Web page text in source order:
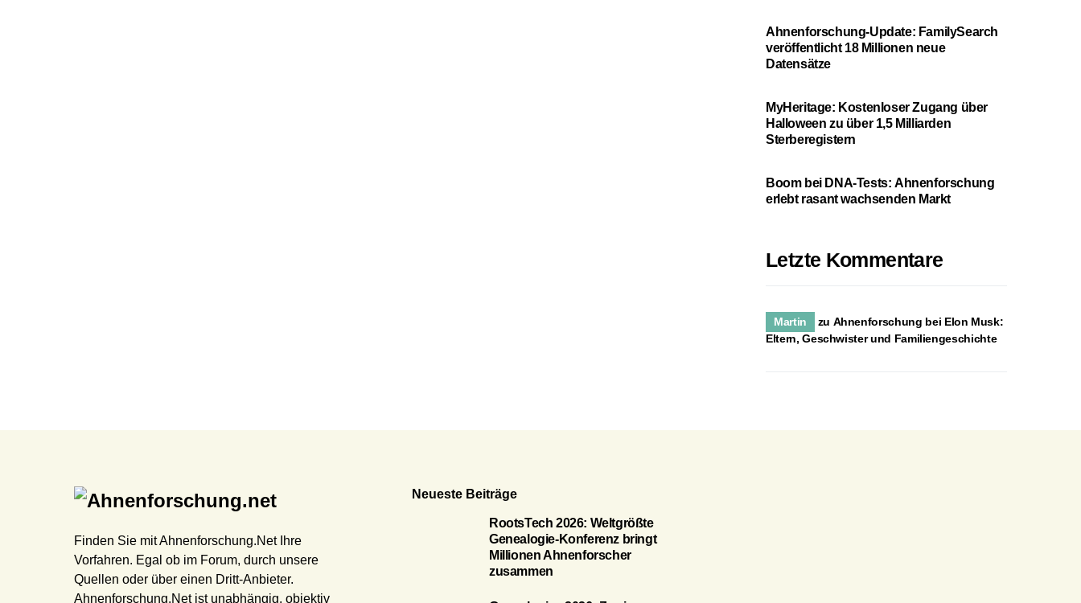
Ahnenforschung-Update: FamilySearch
veröffentlicht 18 Millionen neue
Datensätze
MyHeritage: Kostenloser Zugang über
Halloween zu über 1,5 Milliarden
Sterberegistern
Boom bei DNA-Tests: Ahnenforschung
erlebt rasant wachsenden Markt
Letzte Kommentare
Martin zu Ahnenforschung bei Elon Musk:
Eltern, Geschwister und Familiengeschichte
Finden Sie mit Ahnenforschung.Net Ihre
Vorfahren. Egal ob im Forum, durch unsere
Quellen oder über einen Dritt-Anbieter.
Ahnenforschung.Net ist unabhängig, objektiv
Neueste Beiträge
RootsTech 2026: Weltgrößte
Genealogie-Konferenz bringt
Millionen Ahnenforscher
zusammen